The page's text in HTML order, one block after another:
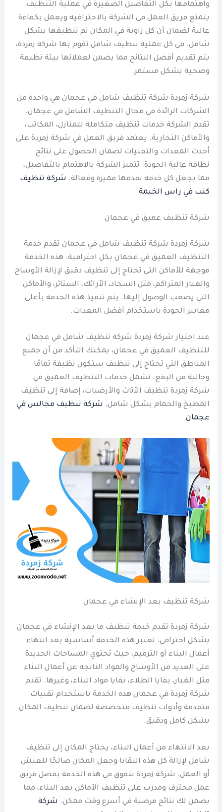
واهتمامها بكل التفاصيل الصغيرة في عملية التنظيف.
يتمتع فريق العمل في الشركة بالاحترافية ويعمل بكفاءة
عالية لضمان أن كل زاوية في المكان تم تنظيفها بشكل
شامل. في كل عملية تنظيف شامل تقوم بها شركة زمردة،
يتم تقديم أفضل النتائج مما يضمن لعملائها بيئة نظيفة
وصحية بشكل مستمر.
شركة زمردة شركة تنظيف شامل في عجمان هي واحدة من
الشركات الرائدة في مجال التنظيف الشامل في عجمان.
تقدم الشركة خدمات تنظيف متكاملة للمنازل، المكاتب،
والأماكن التجارية. يعتمد فريق العمل في شركة زمردة على
أحدث المعدات والتقنيات لضمان الحصول على نتائج
نظافة عالية الجودة. تتميز الشركة بالاهتمام بالتفاصيل،
مما يجعل كل خدمة تقدمها مميزة وفعالة. شركة تنظيف
كنب في راس الخيمة
شركة تنظيف عميق في عجمان
شركة زمردة شركة تنظيف شامل في عجمان تقدم خدمة
التنظيف العميق في عجمان بكل احترافية. هذه الخدمة
موجهة للأماكن التي تحتاج إلى تنظيف دقيق لإزالة الأوساخ
والغبار المتراكم، مثل السجاد، الأرائك، الستائر، والأماكن
التي يصعب الوصول إليها. يتم تنفيذ هذه الخدمة بأعلى
معايير الجودة باستخدام أفضل المعدات.
عند اختيار شركة زمردة شركة تنظيف شامل في عجمان
للتنظيف العميق في عجمان، يمكنك التأكد من أن جميع
المناطق التي تحتاج إلى تنظيف ستكون نظيفة تمامًا
وخالية من البقع. تشمل خدمات التنظيف العميق في
شركة زمردة تنظيف الأثاث والأرضيات، إضافة إلى تنظيف
المطبخ والحمام بشكل شامل. شركة تنظيف مجالس في
عجمان
شركة تنظيف بعد الإنشاء في عجمان
شركة زمردة تقدم خدمة تنظيف ما بعد الإنشاء في عجمان
بشكل احترافي. تعتبر هذه الخدمة أساسية بعد انتهاء
أعمال البناء أو الترميم، حيث تحتوي المساحات الجديدة
على العديد من الأوساخ والمواد الناتجة عن أعمال البناء
مثل الغبار، بقايا الطلاء، بقايا مواد البناء، وغيرها. تقدم
شركة زمردة في عجمان هذه الخدمة باستخدام تقنيات
متقدمة وأدوات تنظيف متخصصة لضمان تنظيف المكان
بشكل كامل ودقيق.
بعد الانتهاء من أعمال البناء، يحتاج المكان إلى تنظيف
شامل لإزالة كل هذه البقايا وجعل المكان صالحًا للعيش
أو العمل. شركة زمردة تتفوق في هذه الخدمة بفضل فريق
عمل محترف ومدرب على تنظيف الأماكن بعد البناء، مما
يضمن لك نتائج مرضية في أسرع وقت ممكن. شركة